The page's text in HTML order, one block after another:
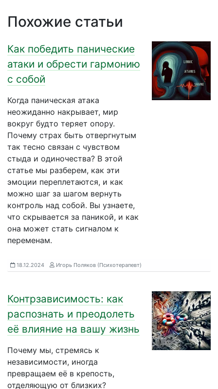
Похожие статьи
Как победить панические
атаки и обрести гармонию
с собой
Когда паническая атака
неожиданно накрывает, мир
вокруг будто теряет опору.
Почему страх быть отвергнутым
так тесно связан с чувством
стыда и одиночества? В этой
статье мы разберем, как эти
эмоции переплетаются, и как
можно шаг за шагом вернуть
контроль над собой. Вы узнаете,
что скрывается за паникой, и как
она может стать сигналом к
переменам.
18.12.2024 Игорь Поляков (Психотерапевт)
Контрзависимость: как
распознать и преодолеть
её влияние на вашу жизнь
Почему мы, стремясь к
независимости, иногда
превращаем её в крепость,
отделяющую от близких?